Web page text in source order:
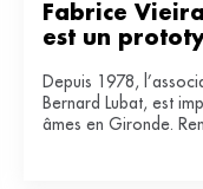
Fabrice
est un
Depuis 1978,
Bernard Lubat, est
âmes en Gironde.